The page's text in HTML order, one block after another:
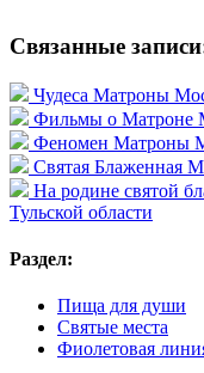
Связанные
Чудеса Матроны
Фильмы о Матроне
Феномен Матроны
Святая Блаженная
На родине святой
Тульской области
Раздел:
Пища для души
Святые места
Фиолетовая